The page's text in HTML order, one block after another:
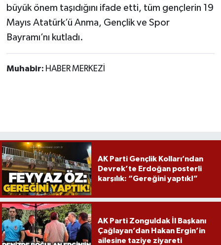
büyük önem taşıdığını ifade etti, tüm gençlerin 19
Mayıs Atatürk’ü Anma, Gençlik ve Spor
Bayramı’nı kutladı.
Muhabir: HABER MERKEZİ
AK Parti Gençlik Kolları’ndan
Devrek’te Erdoğan posterli
karşılık: “Gereğini yaptık!”
AK Parti Zonguldak İl Başkanı
Çağlayan’dan Hakan Ergin’in
ailesine taziye ziyareti
Politika
Röportaj
Ulusal
Yaşam